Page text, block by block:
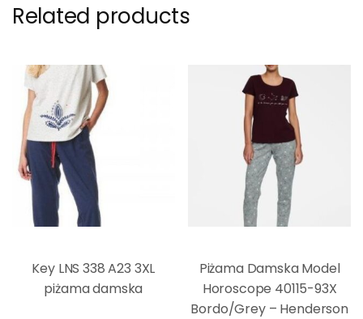
Related products
Key LNS 338 A23 3XL
piżama damska
Piżama Damska Model
Horoscope 40115-93X
Bordo/Grey – Henderson